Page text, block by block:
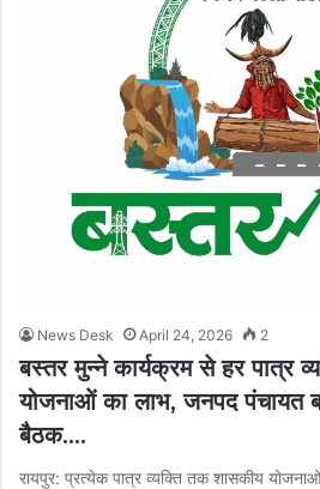
News Desk April 24, 2026 2
बस्तर मुन्ने कार्यक्रम से हर पात्र
योजनाओं का लाभ, जनपद पंचायत
बैठक….
रायपुर: प्रत्येक पात्र व्यक्ति तक शासकीय